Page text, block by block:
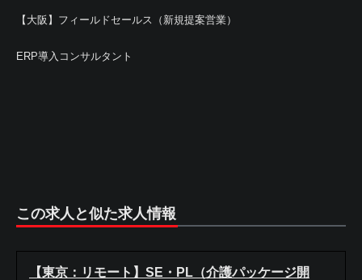
【大阪】フィールドセールス（新規提案営業）
ERP導入コンサルタント
この求人と似た求人情報
【東京：リモート】SE・PL（介護パッケージ開